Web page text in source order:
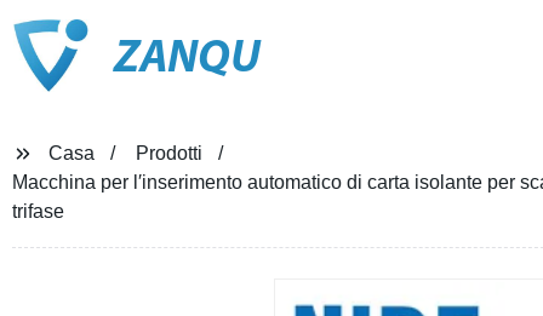
ZANQU
Casa
Prodotti
Macchina per l′inserimento automatico di carta isolante per
trifase